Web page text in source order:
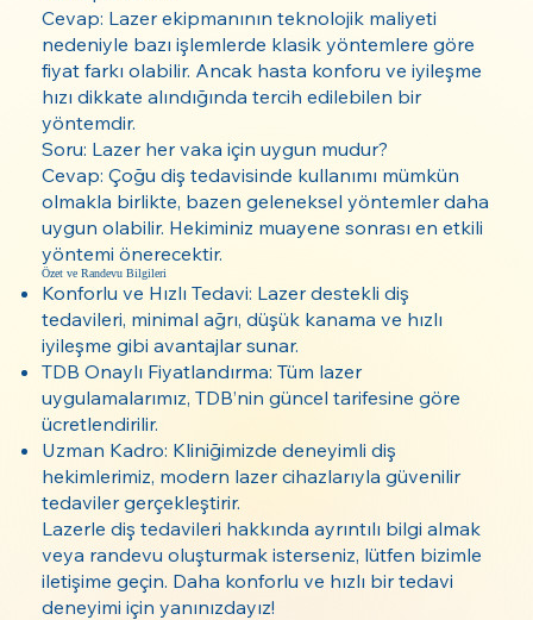
Cevap: Lazer ekipmanının teknolojik maliyeti
nedeniyle bazı işlemlerde klasik yöntemlere göre
fiyat farkı olabilir. Ancak hasta konforu ve iyileşme
hızı dikkate alındığında tercih edilebilen bir
yöntemdir.
Soru: Lazer her vaka için uygun mudur?
Cevap: Çoğu diş tedavisinde kullanımı mümkün
olmakla birlikte, bazen geleneksel yöntemler daha
uygun olabilir. Hekiminiz muayene sonrası en etkili
yöntemi önerecektir.
Özet ve Randevu Bilgileri
Konforlu ve Hızlı Tedavi: Lazer destekli diş
tedavileri, minimal ağrı, düşük kanama ve hızlı
iyileşme gibi avantajlar sunar.
TDB Onaylı Fiyatlandırma: Tüm lazer
uygulamalarımız, TDB’nin güncel tarifesine göre
ücretlendirilir.
Uzman Kadro: Kliniğimizde deneyimli diş
hekimlerimiz, modern lazer cihazlarıyla güvenilir
tedaviler gerçekleştirir.
Lazerle diş tedavileri hakkında ayrıntılı bilgi almak
veya randevu oluşturmak isterseniz, lütfen bizimle
iletişime geçin. Daha konforlu ve hızlı bir tedavi
deneyimi için yanınızdayız!